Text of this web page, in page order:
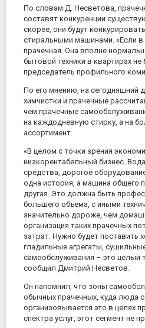
По словам Д. Несветова,
составят конкуренции
скорее, они будут
стиральными машинами. «Если
прачечная. Она вполне
бытовой техники в квартирах не
председатель профильного
По его мнению, на сегодняшний
химчистки и прачечные
чем прачечные
на каждодневную стирку, а на
ассортимент.
«В целом с точки зрения
низкорентабельный бизнес.
средства, дорогое
одна история, а машина общего
другая. Это должна быть
большего объема, с иными
значительно дороже, чем
организация таких прачечных
затрат. Нужно будет поставить
гладильные агрегаты,
самообслуживания – это целый
сообщил Дмитрий Несветов.
Он напомнил, что зоны
обычных прачечных, куда люда
организовывается это в целях
спектра услуг, этот сегмент не